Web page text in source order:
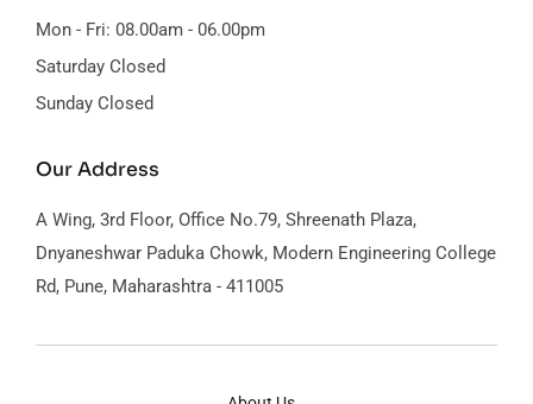
Mon - Fri: 08.00am - 06.00pm
Saturday Closed
Sunday Closed
Our Address
A Wing, 3rd Floor, Office No.79, Shreenath Plaza,
Dnyaneshwar Paduka Chowk, Modern Engineering College
Rd, Pune, Maharashtra - 411005